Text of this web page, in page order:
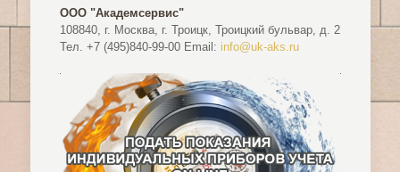
ООО "Академсервис"
108840, г. Москва, г. Троицк, Троицкий бульвар, д. 2
Тел. +7 (495)840-99-00 Email: info@uk-aks.ru